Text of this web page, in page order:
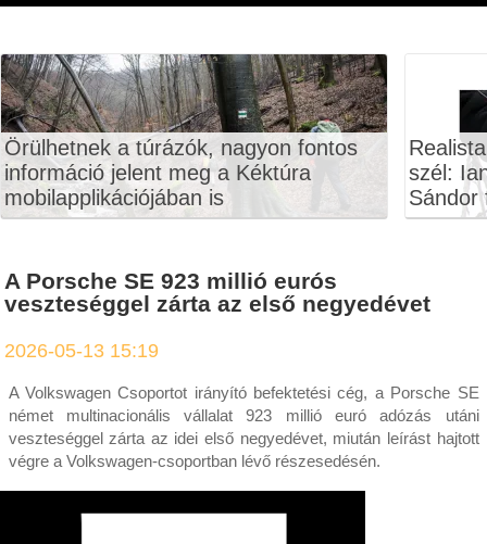
Örülhetnek a túrázók, nagyon fontos
információ jelent meg a Kéktúra
mobilapplikációjában is
szél:
Sándor
A Porsche SE 923 millió eurós
veszteséggel zárta az első negyedévet
2026-05-13 15:19
A Volkswagen Csoportot irányító befektetési cég, a Porsche SE
német multinacionális vállalat 923 millió euró adózás utáni
veszteséggel zárta az idei első negyedévet, miután leírást hajtott
végre a Volkswagen-csoportban lévő részesedésén.